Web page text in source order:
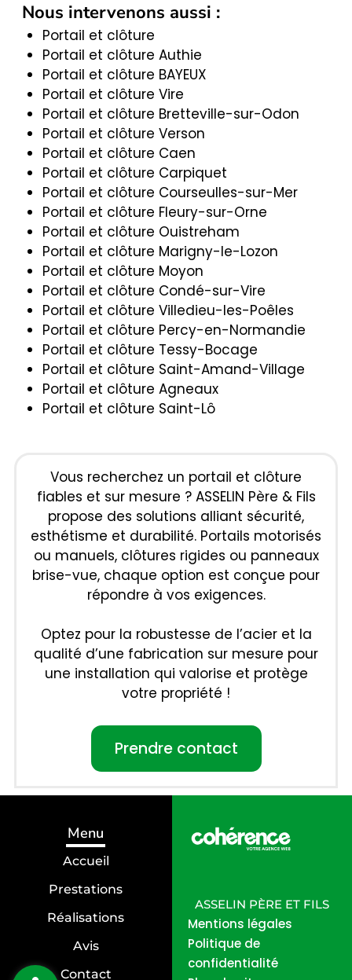
Nous intervenons aussi :
Portail et clôture
Portail et clôture Authie
Portail et clôture BAYEUX
Portail et clôture Vire
Portail et clôture Bretteville-sur-Odon
Portail et clôture Verson
Portail et clôture Caen
Portail et clôture Carpiquet
Portail et clôture Courseulles-sur-Mer
Portail et clôture Fleury-sur-Orne
Portail et clôture Ouistreham
Portail et clôture Marigny-le-Lozon
Portail et clôture Moyon
Portail et clôture Condé-sur-Vire
Portail et clôture Villedieu-les-Poêles
Portail et clôture Percy-en-Normandie
Portail et clôture Tessy-Bocage
Portail et clôture Saint-Amand-Village
Portail et clôture Agneaux
Portail et clôture Saint-Lô
Vous recherchez un portail et clôture
fiables et sur mesure ? ASSELIN Père & Fils
propose des solutions alliant sécurité,
esthétisme et durabilité. Portails motorisés
ou manuels, clôtures rigides ou panneaux
brise-vue, chaque option est conçue pour
répondre à vos exigences.
Optez pour la robustesse de l’acier et la
qualité d’une fabrication sur mesure pour
une installation qui valorise et protège
votre propriété !
Prendre contact
Menu
Accueil
Prestations
Réalisations
Avis
Contact
ASSELIN PÈRE ET FILS
Mentions légales
Politique de
confidentialité